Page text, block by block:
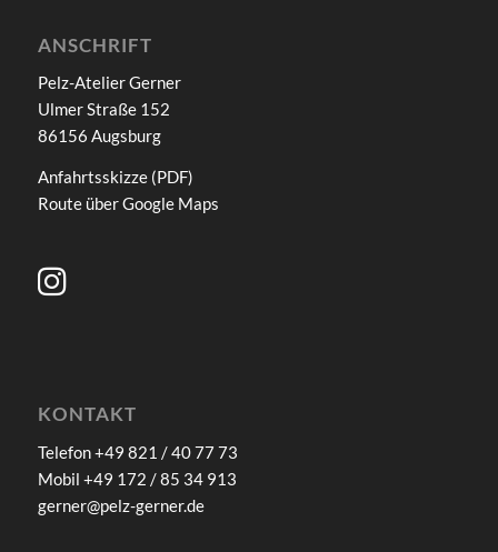
ANSCHRIFT
Pelz-Atelier Gerner
Ulmer Straße 152
86156 Augsburg
Anfahrtsskizze (PDF)
Route überGoogle Maps
KONTAKT
Telefon +49 821 / 40 77 73
Mobil +49 172 / 85 34 913
gerner@pelz-gerner.de